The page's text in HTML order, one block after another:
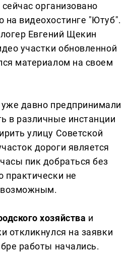
сейчас организовано
видеохостинге "Ютуб".
Евгений Щекин
участки обновленной
материалом на своем
уже давно предпринимали
в различные инстанции
улицу Советской
дороги является
пик добраться без
практически не
возможным.
хозяйства и
откликнулся на заявки
работы начались.